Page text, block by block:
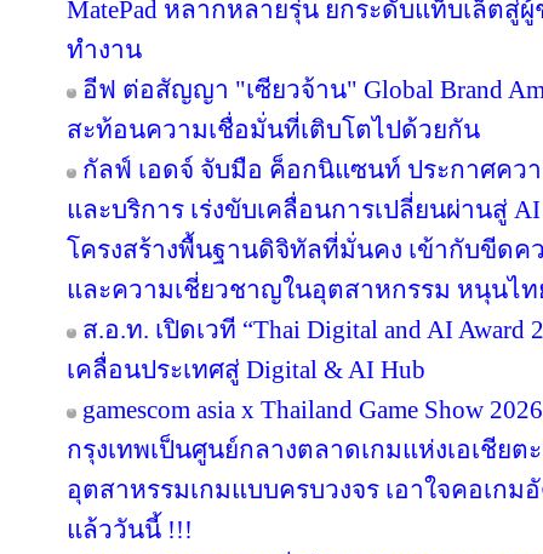
MatePad หลากหลายรุ่น ยกระดับแท็บเล็ตสู่
ทำงาน
อีฟ ต่อสัญญา "เซียวจ้าน" Global Brand
สะท้อนความเชื่อมั่นที่เติบโตไปด้วยกัน
กัลฟ์ เอดจ์ จับมือ ค็อกนิแซนท์ ประกาศคว
และบริการ เร่งขับเคลื่อนการเปลี่ยนผ่านสู่
โครงสร้างพื้นฐานดิจิทัลที่มั่นคง เข้ากับขีดค
และความเชี่ยวชาญในอุตสาหกรรม หนุนไท
ส.อ.ท. เปิดเวที “Thai Digital and AI
เคลื่อนประเทศสู่ Digital & AI Hub
gamescom asia x Thailand Game Show
กรุงเทพเป็นศูนย์กลางตลาดเกมแห่งเอเชีย
อุตสาหรรมเกมแบบครบวงจร เอาใจคอเก
แล้ววันนี้ !!!